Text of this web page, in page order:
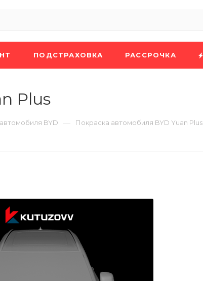
ПОДСТРАХОВКА РАССРОЧКА
Plus
BYD — Покраска автомобиля BYD Yuan Plus